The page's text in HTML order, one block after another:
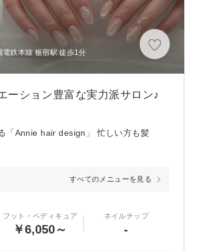
鉄本線 板宿駅 徒歩1分
ーション豊富な実力派サロン♪
「Annie hair design」 忙しい方も髪
すべてのメニューを見る
フット・ペディキュア
￥6,050～
ネイルチップ
-